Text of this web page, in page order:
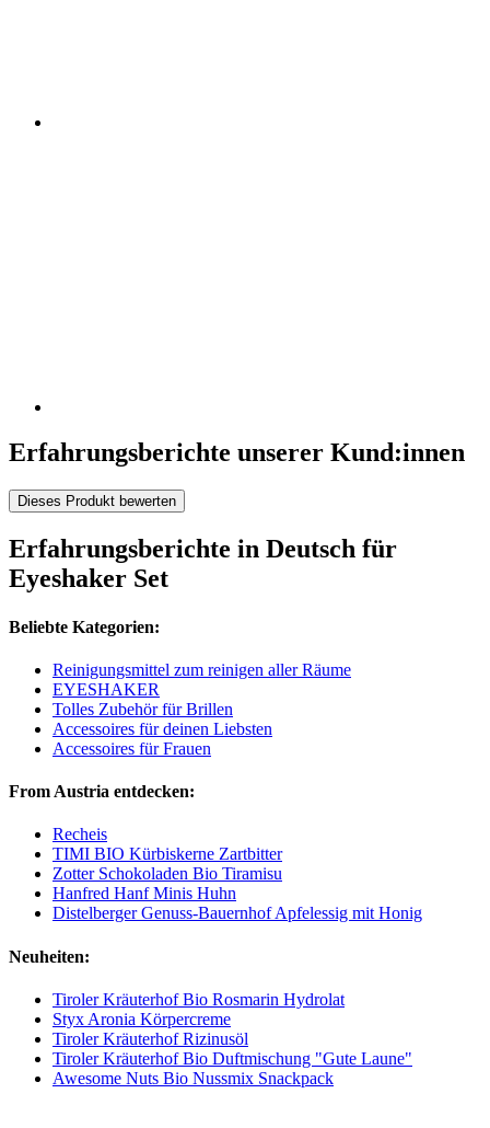
Erfahrungsberichte unserer Kund:innen
Dieses Produkt bewerten
Erfahrungsberichte in Deutsch für
Eyeshaker Set
Beliebte Kategorien:
Reinigungsmittel zum reinigen aller Räume
EYESHAKER
Tolles Zubehör für Brillen
Accessoires für deinen Liebsten
Accessoires für Frauen
From Austria entdecken:
Recheis
TIMI BIO Kürbiskerne Zartbitter
Zotter Schokoladen Bio Tiramisu
Hanfred Hanf Minis Huhn
Distelberger Genuss-Bauernhof Apfelessig mit Honig
Neuheiten:
Tiroler Kräuterhof Bio Rosmarin Hydrolat
Styx Aronia Körpercreme
Tiroler Kräuterhof Rizinusöl
Tiroler Kräuterhof Bio Duftmischung "Gute Laune"
Awesome Nuts Bio Nussmix Snackpack